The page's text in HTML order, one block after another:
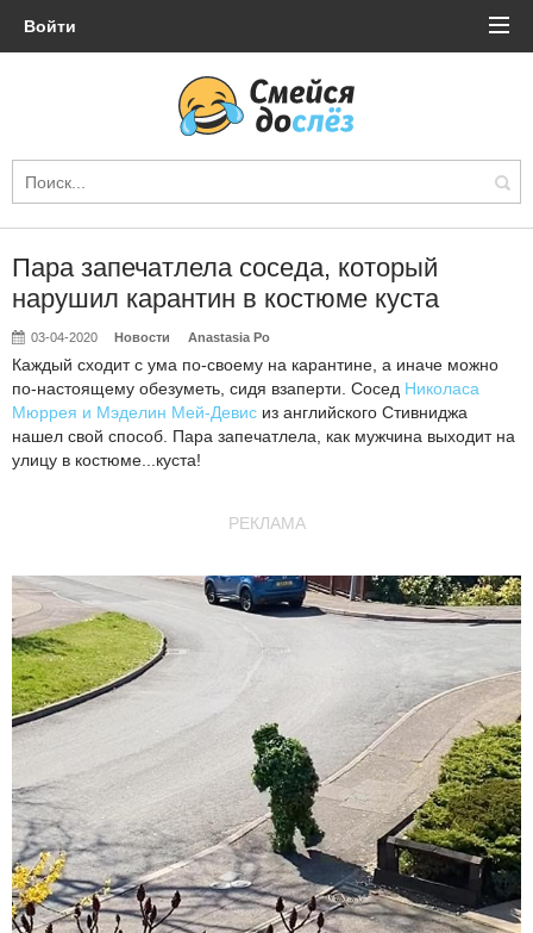
Войти
Пара запечатлела соседа, который
нарушил карантин в костюме куста
03-04-2020 Новости Anastasia Po
Каждый сходит с ума по-своему на карантине, а иначе можно
по-настоящему обезуметь, сидя взаперти. Сосед Николаса
Мюррея и Мэделин Мей-Девис из английского Стивниджа
нашел свой способ. Пара запечатлела, как мужчина выходит на
улицу в костюме...куста!
РЕКЛАМА